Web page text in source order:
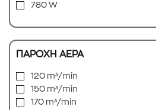
780 W
ΠΑΡΟΧΗ ΑΕΡΑ
120 m³/min
150 m³/min
170 m³/min